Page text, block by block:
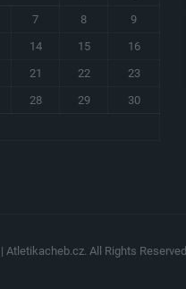
7 8
9
14 15
16
21 22
23
28 29
30
Atletikacheb.cz. All Rights